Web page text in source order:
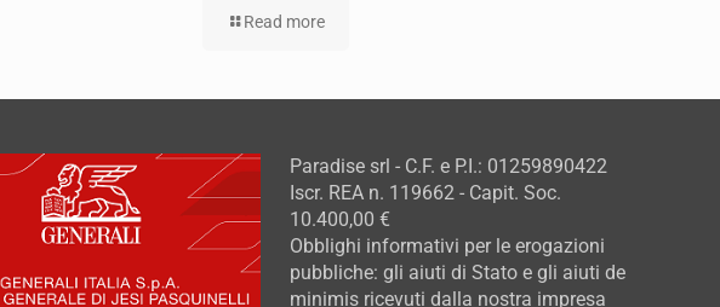
Read more
Paradise srl - C.F. e P.I.: 01259890422
Iscr. REA n. 119662 - Capit. Soc.
10.400,00 €
Obblighi informativi per le erogazioni
pubbliche: gli aiuti di Stato e gli aiuti de
minimis ricevuti dalla nostra impresa